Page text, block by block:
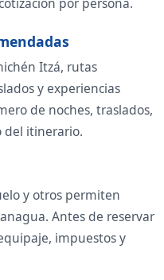
Itzá, rutas
y experiencias
de noches, traslados,
del itinerario.
y otros permiten
Antes de reservar
impuestos y